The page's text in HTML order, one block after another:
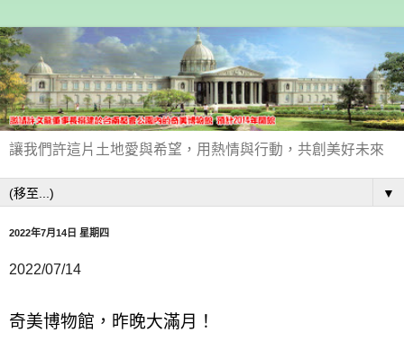
讓我們許這片土地愛與希望，用熱情與行動，共創美好未來
▼
2022年7月14日 星期四
2022/07/14
奇美博物館，昨晚大滿月！